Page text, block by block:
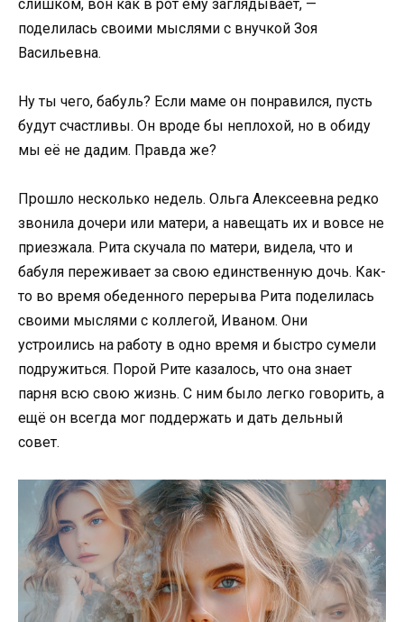
слишком, вон как в рот ему заглядывает, —
поделилась своими мыслями с внучкой Зоя
Васильевна.
Ну ты чего, бабуль? Если маме он понравился, пусть
будут счастливы. Он вроде бы неплохой, но в обиду
мы её не дадим. Правда же?
Прошло несколько недель. Ольга Алексеевна редко
звонила дочери или матери, а навещать их и вовсе не
приезжала. Рита скучала по матери, видела, что и
бабуля переживает за свою единственную дочь. Как-
то во время обеденного перерыва Рита поделилась
своими мыслями с коллегой, Иваном. Они
устроились на работу в одно время и быстро сумели
подружиться. Порой Рите казалось, что она знает
парня всю свою жизнь. С ним было легко говорить, а
ещё он всегда мог поддержать и дать дельный
совет.